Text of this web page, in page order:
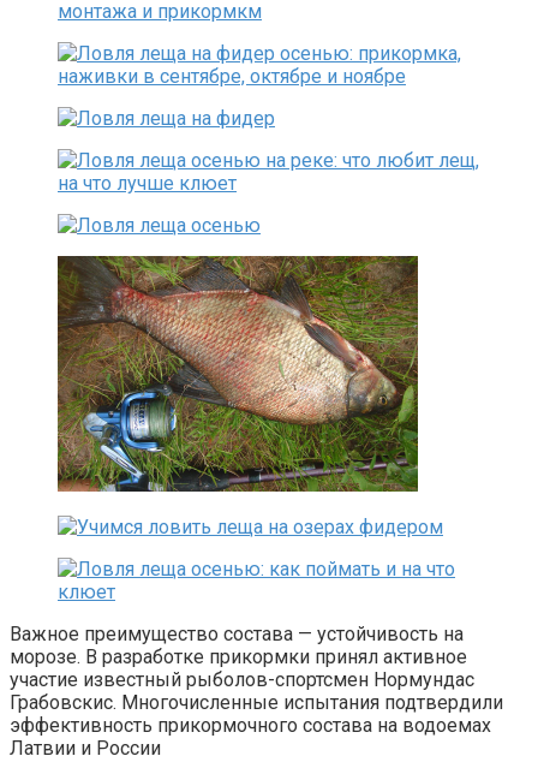
Важное преимущество состава — устойчивость на
морозе. В разработке прикормки принял активное
участие известный рыболов-спортсмен Нормундас
Грабовскис. Многочисленные испытания подтвердили
эффективность прикормочного состава на водоемах
Латвии и России